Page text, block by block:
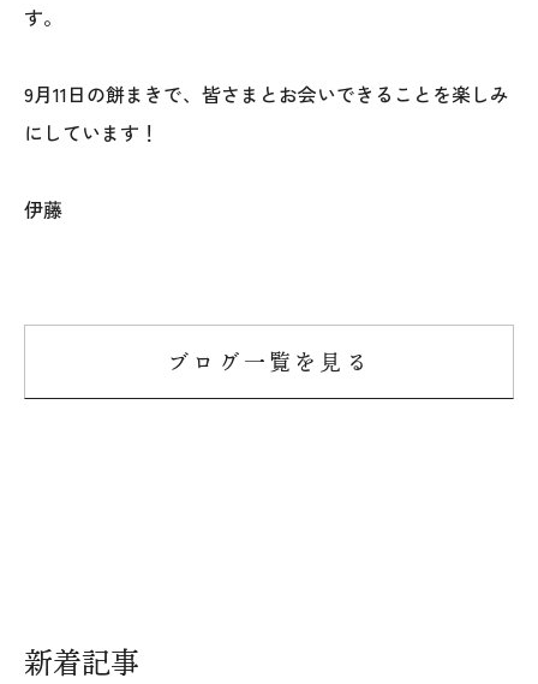
す。
9月11日の餅まきで、皆さまとお会いできることを楽しみ
にしています！
伊藤
ブログ一覧を見る
新着記事